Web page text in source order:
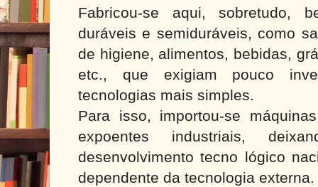
Fabricou-se aqui, sobretudo,
duráveis e semiduráveis, como
de higiene, alimentos, bebidas,
etc., que exigiam pouco
tecnologias mais simples.
Para isso, importou-se
expoentes industriais,
desenvolvimento tecno lógico
dependente da tecnologia externa.